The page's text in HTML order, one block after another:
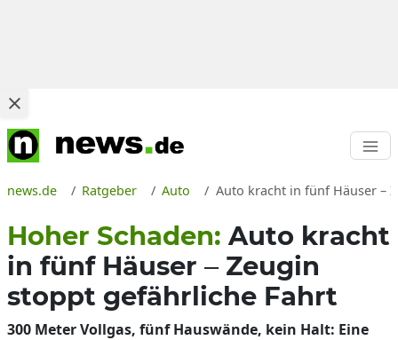
news.de Ratgeber Auto Auto kracht in fünf Häuser –
Hoher Schaden: Auto kracht
in fünf Häuser – Zeugin
stoppt gefährliche Fahrt
300 Meter Vollgas, fünf Hauswände, kein Halt: Eine